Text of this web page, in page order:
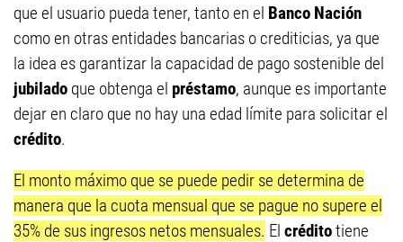
que el usuario pueda tener, tanto en el Banco Nación
como en otras entidades bancarias o crediticias, ya que
la idea es garantizar la capacidad de pago sostenible del
jubilado que obtenga el préstamo, aunque es importante
dejar en claro que no hay una edad límite para solicitar el
crédito.
El monto máximo que se puede pedir se determina de
manera que la cuota mensual que se pague no supere el
35% de sus ingresos netos mensuales. El créditotiene